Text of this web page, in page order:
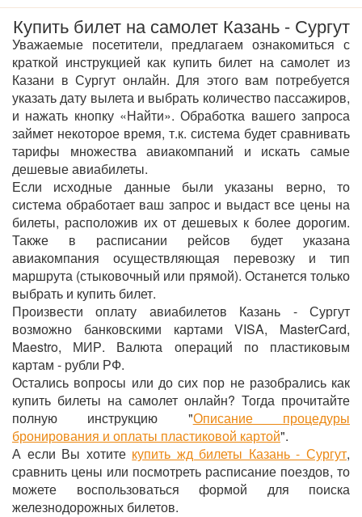
Купить билет на самолет Казань - Сургут
Уважаемые посетители, предлагаем ознакомиться с
краткой инструкцией как купить билет на самолет из
Казани в Сургут онлайн. Для этого вам потребуется
указать дату вылета и выбрать количество пассажиров,
и нажать кнопку «Найти». Обработка вашего запроса
займет некоторое время, т.к. система будет сравнивать
тарифы множества авиакомпаний и искать самые
дешевые авиабилеты.
Если исходные данные были указаны верно, то
система обработает ваш запрос и выдаст все цены на
билеты, расположив их от дешевых к более дорогим.
Также в расписании рейсов будет указана
авиакомпания осуществляющая перевозку и тип
маршрута (стыковочный или прямой). Останется только
выбрать и купить билет.
Произвести оплату авиабилетов Казань - Сургут
возможно банковскими картами VISA, MasterCard,
Maestro, МИР. Валюта операций по пластиковым
картам - рубли РФ.
Остались вопросы или до сих пор не разобрались как
купить билеты на самолет онлайн? Тогда прочитайте
полную инструкцию "Описание процедуры
бронирования и оплаты пластиковой картой".
А если Вы хотите купить жд билеты Казань - Сургут,
сравнить цены или посмотреть расписание поездов, то
можете воспользоваться формой для поиска
железнодорожных билетов.